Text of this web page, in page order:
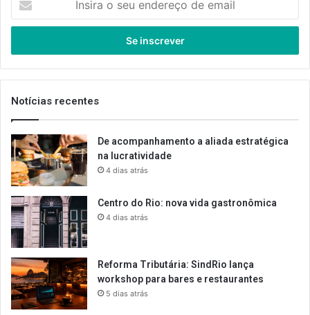
seu
de
email
Notícias recentes
De acompanhamento a aliada estratégica
na lucratividade
4 dias atrás
Centro do Rio: nova vida gastronômica
4 dias atrás
Reforma Tributária: SindRio lança
workshop para bares e restaurantes
5 dias atrás